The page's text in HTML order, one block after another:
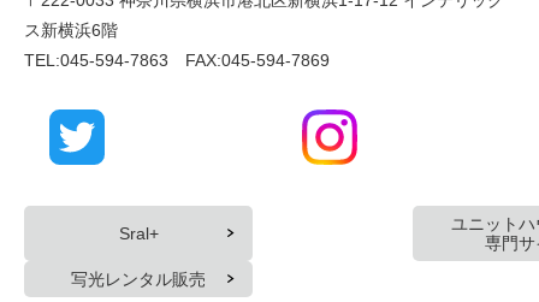
ス新横浜6階
TEL:045-594-7863 FAX:045-594-7869
Sral+
ユニット
専門サ
写光レンタル販売